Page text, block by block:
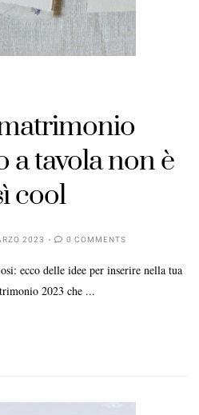
a tavola non è
cool
2023 0 COMMENTS
ecco delle idee per inserire nella tua
2023 che ...